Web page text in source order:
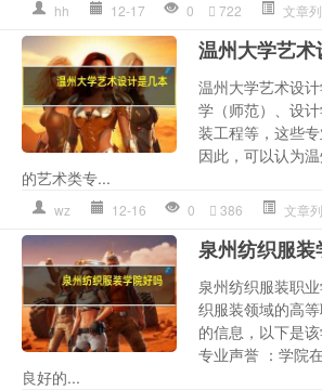
hh 12-17 0 722 文章
温州大学艺
温州大学艺术设
学（师范）、设
装工程等，这些专
因此，可以认为
的艺术类专...
wz 12-16 0 386 文章
泉州纺织服
泉州纺织服装职
织服装领域的高
的信息，以下是
专业声誉 ：学院
良好的...